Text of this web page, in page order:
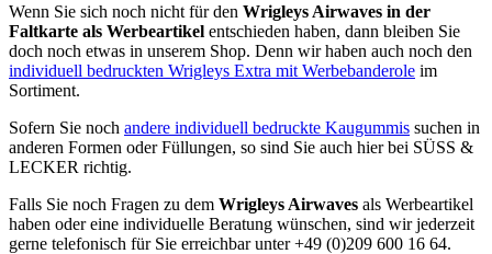
Wenn Sie sich noch nicht für den Wrigleys Airwaves in der
Faltkarte als Werbeartikel entschieden haben, dann bleiben Sie
doch noch etwas in unserem Shop. Denn wir haben auch noch den
individuell bedruckten Wrigleys Extra mit Werbebanderole im
Sortiment.
Sofern Sie noch andere individuell bedruckte Kaugummis suchen in
anderen Formen oder Füllungen, so sind Sie auch hier bei SÜSS &
LECKER richtig.
Falls Sie noch Fragen zu dem Wrigleys Airwaves als Werbeartikel
haben oder eine individuelle Beratung wünschen, sind wir jederzeit
gerne telefonisch für Sie erreichbar unter +49 (0)209 600 16 64.